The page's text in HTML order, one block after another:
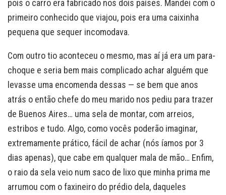
pois o carro era fabricado nos dois países. Mandei com o
primeiro conhecido que viajou, pois era uma caixinha
pequena que sequer incomodava.
Com outro tio aconteceu o mesmo, mas aí já era um para-
choque e seria bem mais complicado achar alguém que
levasse uma encomenda dessas — se bem que anos
atrás o então chefe do meu marido nos pediu para trazer
de Buenos Aires… uma sela de montar, com arreios,
estribos e tudo. Algo, como vocês poderão imaginar,
extremamente prático, fácil de achar (nós íamos por 3
dias apenas), que cabe em qualquer mala de mão… Enfim,
o raio da sela veio num saco de lixo que minha prima me
arrumou com o faxineiro do prédio dela, daqueles